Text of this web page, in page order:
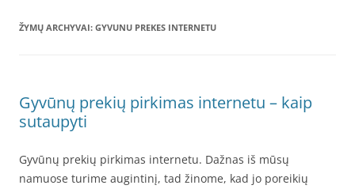
ŽYMŲ ARCHYVAI: GYVUNU PREKES INTERNETU
Gyvūnų prekių pirkimas internetu – kaip
sutaupyti
Gyvūnų prekių pirkimas internetu. Dažnas iš mūsų
namuose turime augintinį, tad žinome, kad jo poreikių